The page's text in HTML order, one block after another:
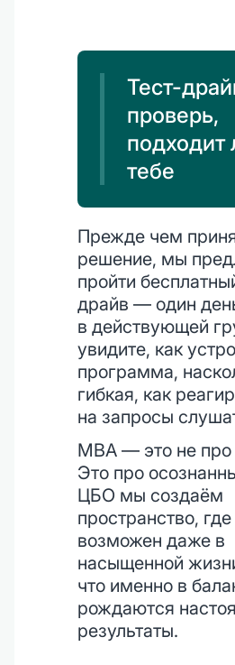
Тест-
проверь,
подходит
тебе
Прежде чем
решение, мы
пройти
драйв — один
в действующей
увидите, как
программа,
гибкая, как
на запросы
MBA — это не
Это про
ЦБО мы создаём
пространство,
возможен даже в
насыщенной
что именно в
рождаются
результаты.